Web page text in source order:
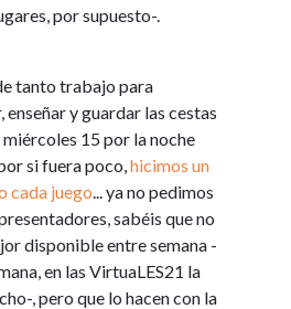
por supuesto-.
tanto trabajo para
y guardar las cestas
15 por la noche
si fuera poco, hicimos un
cada juego ... ya no pedimos
sabéis que no
disponible entre semana -
en las VirtuaLES21 la
, pero que lo hacen con la